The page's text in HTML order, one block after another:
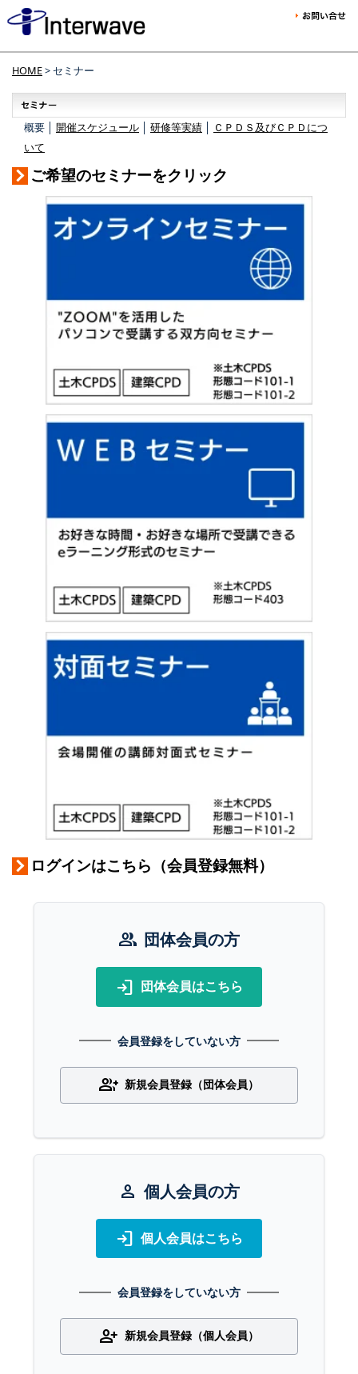
HOME> セミナー
概要 │ 開催スケジュール 研修等実績
ＣＰＤＳ及びＣＰＤにつ
いて
ご希望のセミナーをクリック
ログインはこちら（会員登録無料）
group 団体会員の方
login 団体会員はこちら
会員登録をしていない方
group_add 新規会員登録（団体会員）
person 個人会員の方
login 個人会員はこちら
会員登録をしていない方
person_add 新規会員登録（個人会員）